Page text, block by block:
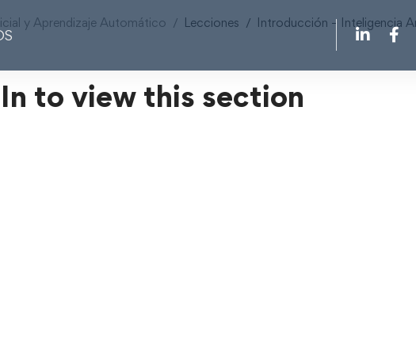
y Aprendizaje Automático Lecciones Introducción – Inteligencia
to view this section